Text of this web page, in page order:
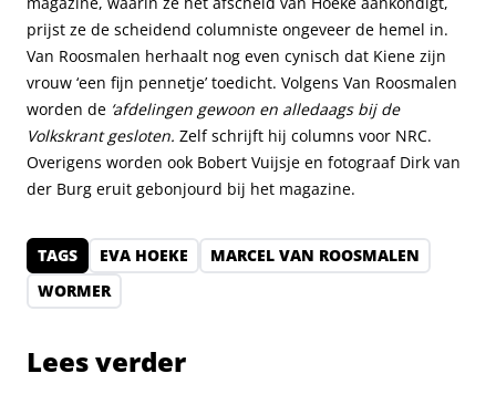
prijst ze de scheidend columniste ongeveer de hemel in.
Van Roosmalen herhaalt nog even cynisch dat Kiene zijn
vrouw ‘een fijn pennetje’ toedicht. Volgens Van Roosmalen
worden de ‘afdelingen gewoon en alledaags bij de
Volkskrant gesloten. Zelf schrijft hij columns voor NRC.
Overigens worden ook Bobert Vuijsje en fotograaf Dirk van
der Burg eruit gebonjourd bij het magazine.
TAGS EVA HOEKE
MARCEL VAN ROOSMALEN
WORMER
Lees verder